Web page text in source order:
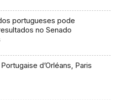
portugueses pode
no Senado
d’Orléans, Paris